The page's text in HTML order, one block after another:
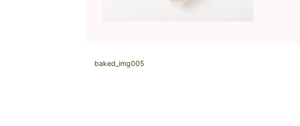
baked_img005